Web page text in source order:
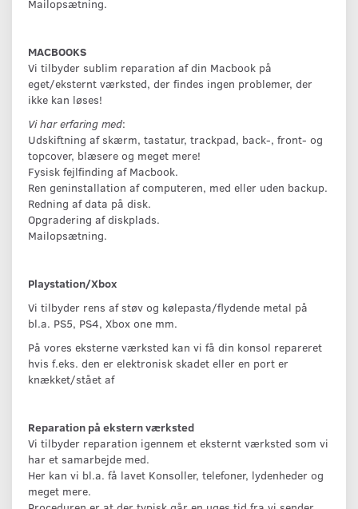
Mailopsætning.
MACBOOKS
Vi tilbyder sublim reparation af din Macbook på
eget/eksternt værksted, der findes ingen problemer, der
ikke kan løses!
Vi har erfaring med:
Udskiftning af skærm, tastatur, trackpad, back-, front- og
topcover, blæsere og meget mere!
Fysisk fejlfinding af Macbook.
Ren geninstallation af computeren, med eller uden backup.
Redning af data på disk.
Opgradering af diskplads.
Mailopsætning.
Playstation/Xbox
Vi tilbyder rens af støv og kølepasta/flydende metal på
bl.a. PS5, PS4, Xbox one mm.
På vores eksterne værksted kan vi få din konsol repareret
hvis f.eks. den er elektronisk skadet eller en port er
knækket/stået af
Reparation på ekstern værksted
Vi tilbyder reparation igennem et eksternt værksted som vi
har et samarbejde med.
Her kan vi bl.a. få lavet Konsoller, telefoner, lydenheder og
meget mere.